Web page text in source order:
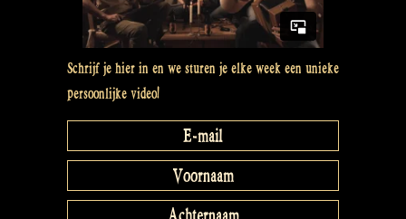
Schrijf je hier in en we sturen je elke week een unieke
persoonlijke video!